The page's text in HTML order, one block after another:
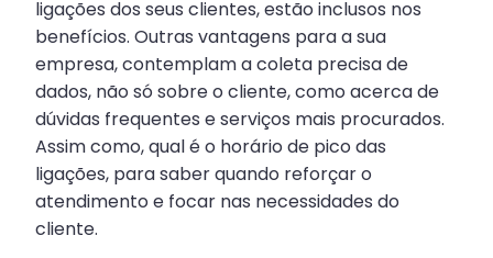
ligações dos seus clientes, estão inclusos nos
benefícios. Outras vantagens para a sua
empresa, contemplam a coleta precisa de
dados, não só sobre o cliente, como acerca de
dúvidas frequentes e serviços mais procurados.
Assim como, qual é o horário de pico das
ligações, para saber quando reforçar o
atendimento e focar nas necessidades do
cliente.